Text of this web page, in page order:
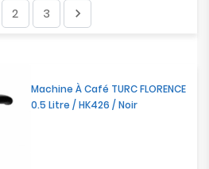
2 3 
Machine À Café TURC FLORENCE
0.5 Litre / HK426 / Noir